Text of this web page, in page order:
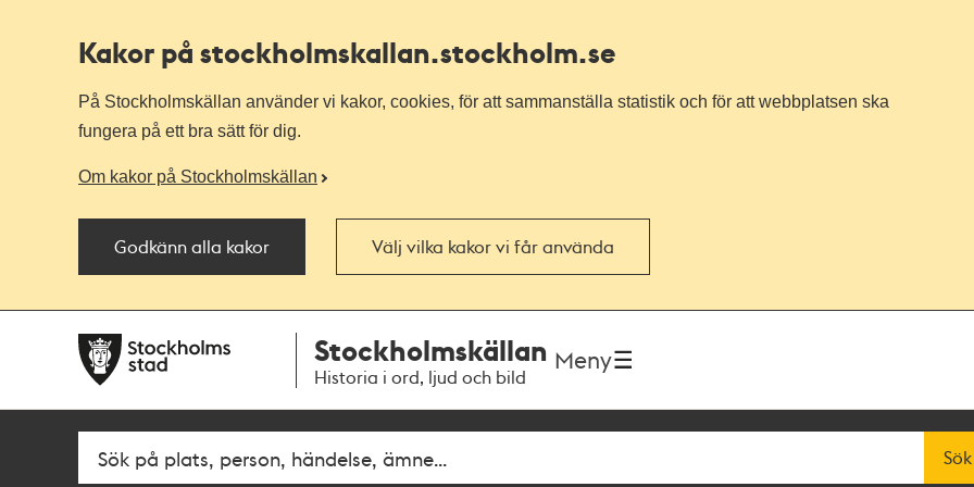
Kakor på stockholmskallan.stockholm.se
På Stockholmskällan använder vi kakor, cookies, för att sammanställa statistik och för att webbplatsen ska
fungera på ett bra sätt för dig.
Om kakor på Stockholmskällan
Godkänn alla kakor Välj vilka kakor vi får använda
navigationen
huvudinnehållet
Stockholmskällan
Historia i ord, ljud och bild
Meny
Fritextsök Sök